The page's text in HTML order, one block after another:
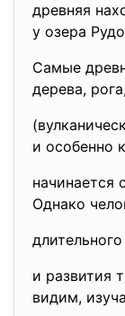
древняя
у озера
Самые
дерева,
и особенно
начинается
Однако
и развития
видим,